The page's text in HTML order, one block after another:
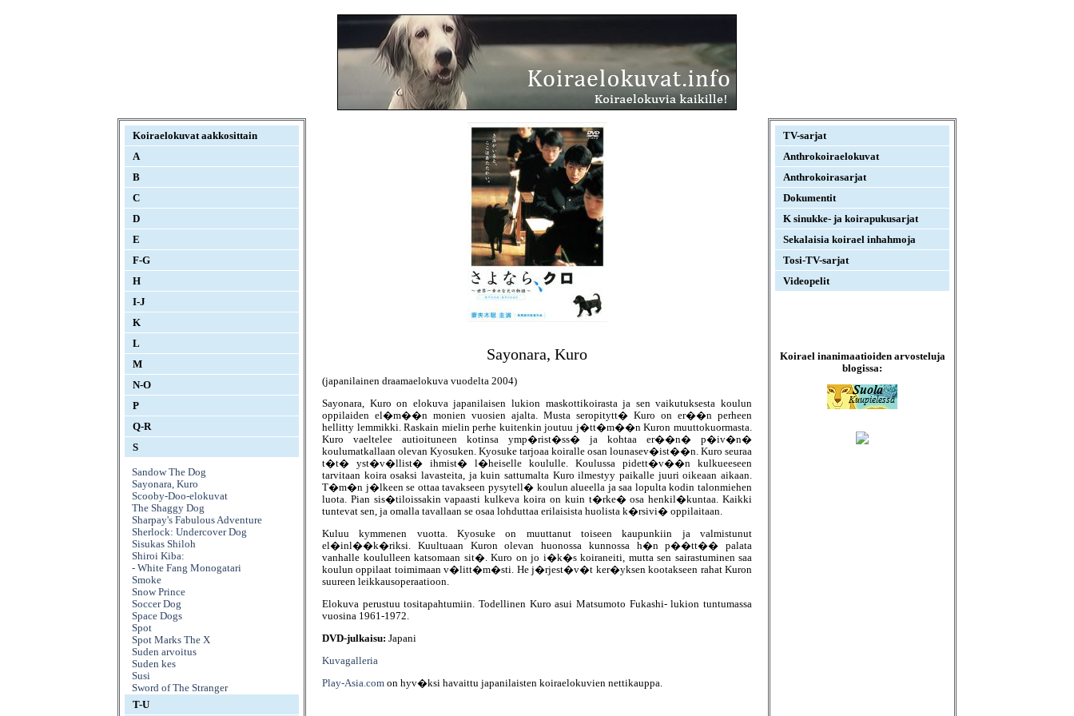
Koiraelokuvat aakkosittain
A
B
C
D
E
F-G
H
I-J
K
L
M
N-O
P
Q-R
S
Sandow The Dog
Sayonara, Kuro
Scooby-Doo-elokuvat
The Shaggy Dog
Sharpay's Fabulous Adventure
Sherlock: Undercover Dog
Sisukas Shiloh
Shiroi Kiba:
- White Fang Monogatari
Smoke
Snow Prince
Soccer Dog
Space Dogs
Spot
Spot Marks The X
Suden arvoitus
Suden kes
Susi
Sword of The Stranger
T-U
TV-sarjat
Anthrokoiraelokuvat
Anthrokoirasarjat
Dokumentit
K sinukke- ja koirapukusarjat
Sekalaisia koirael inhahmoja
Tosi-TV-sarjat
Videopelit
Koirael inanimaatioiden arvosteluja
blogissa:
Sayonara, Kuro
(japanilainen draamaelokuva vuodelta 2004)
Sayonara, Kuro on elokuva japanilaisen lukion maskottikoirasta ja sen vaikutuksesta koulun
oppilaiden el�m��n monien vuosien ajalta. Musta seropitytt� Kuro on er��n perheen
hellitty lemmikki. Raskain mielin perhe kuitenkin joutuu j�tt�m��n Kuron muuttokuormasta.
Kuro vaeltelee autioituneen kotinsa ymp�rist�ss� ja kohtaa er��n� p�iv�n�
koulumatkallaan olevan Kyosuken. Kyosuke tarjoaa koiralle osan lounasev�ist��n. Kuro seuraa
t�t� yst�v�llist� ihmist� l�heiselle koululle. Koulussa pidett�v��n kulkueeseen
tarvitaan koira osaksi lavasteita, ja kuin sattumalta Kuro ilmestyy paikalle juuri oikeaan aikaan.
T�m�n j�lkeen se ottaa tavakseen pysytell� koulun alueella ja saa lopulta kodin talonmiehen
luota. Pian sis�tiloissakin vapaasti kulkeva koira on kuin t�rke� osa henkil�kuntaa. Kaikki
tuntevat sen, ja omalla tavallaan se osaa lohduttaa erilaisista huolista k�rsivi� oppilaitaan.
Kuluu kymmenen vuotta. Kyosuke on muuttanut toiseen kaupunkiin ja valmistunut
el�inl��k�riksi. Kuultuaan Kuron olevan huonossa kunnossa h�n p��tt�� palata
vanhalle koululleen katsomaan sit�. Kuro on jo i�k�s koiraneiti, mutta sen sairastuminen saa
koulun oppilaat toimimaan v�litt�m�sti. He j�rjest�v�t ker�yksen kootakseen rahat Kuron
suureen leikkausoperaatioon.
Elokuva perustuu tositapahtumiin. Todellinen Kuro asui Matsumoto Fukashi- lukion tuntumassa
vuosina 1961-1972.
DVD-julkaisu: Japani
Kuvagalleria
Play-Asia.com on hyv�ksi havaittu japanilaisten koiraelokuvien nettikauppa.